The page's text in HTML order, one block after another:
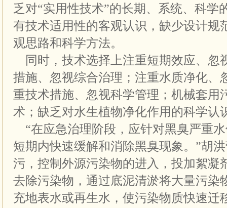
乏对“实用性技术”的长期、系统、科学
有技术适用性的客观认识，缺少设计规
观思路和科学方法。
同时，技术选择上注重短期效应、忽
措施、忽视综合治理；注重水质净化、
重技术措施、忽视科学管理；机械套用
术；缺乏对水生植物净化作用的科学认
“在应急治理阶段，应针对黑臭严重
短期内快速缓解和消除黑臭现象。”胡
污，控制外源污染物的进入，投加絮凝
去除污染物，通过底泥清淤将大量污染
充地表水或再生水，使污染物质快速迁